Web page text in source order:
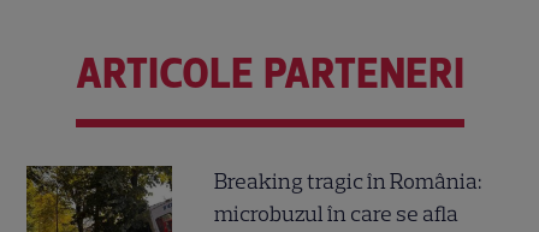
ARTICOLE PARTENERI
Breaking tragic în România:
microbuzul în care se afla